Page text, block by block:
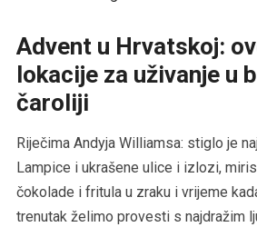
Advent u Hrvatskoj:
lokacije za uživanje u
čaroliji
Riječima Andyja Williamsa: stiglo je
Lampice i ukrašene ulice i izlozi,
čokolade i fritula u zraku i vrijeme
trenutak želimo provesti s najdražim